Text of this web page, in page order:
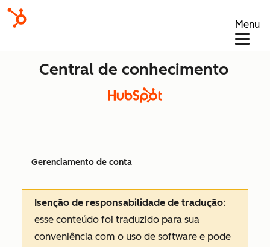
Menu
Central de conhecimento
Gerenciamento de conta
Isenção de responsabilidade de tradução:
esse conteúdo foi traduzido para sua
conveniência com o uso de software e pode